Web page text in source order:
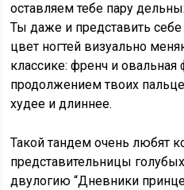
оставляем тебе пару
Ты даже и представить
цвет ногтей визуально
классике: френч и овальная
продолжением твоих
худее и длиннее.
Такой тандем очень любят
представительницы
двулогию “Дневники